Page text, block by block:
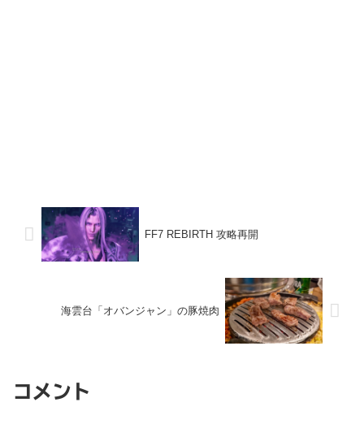
FF7 REBIRTH 攻略再開
海雲台「オバンジャン」の豚焼肉
コメント